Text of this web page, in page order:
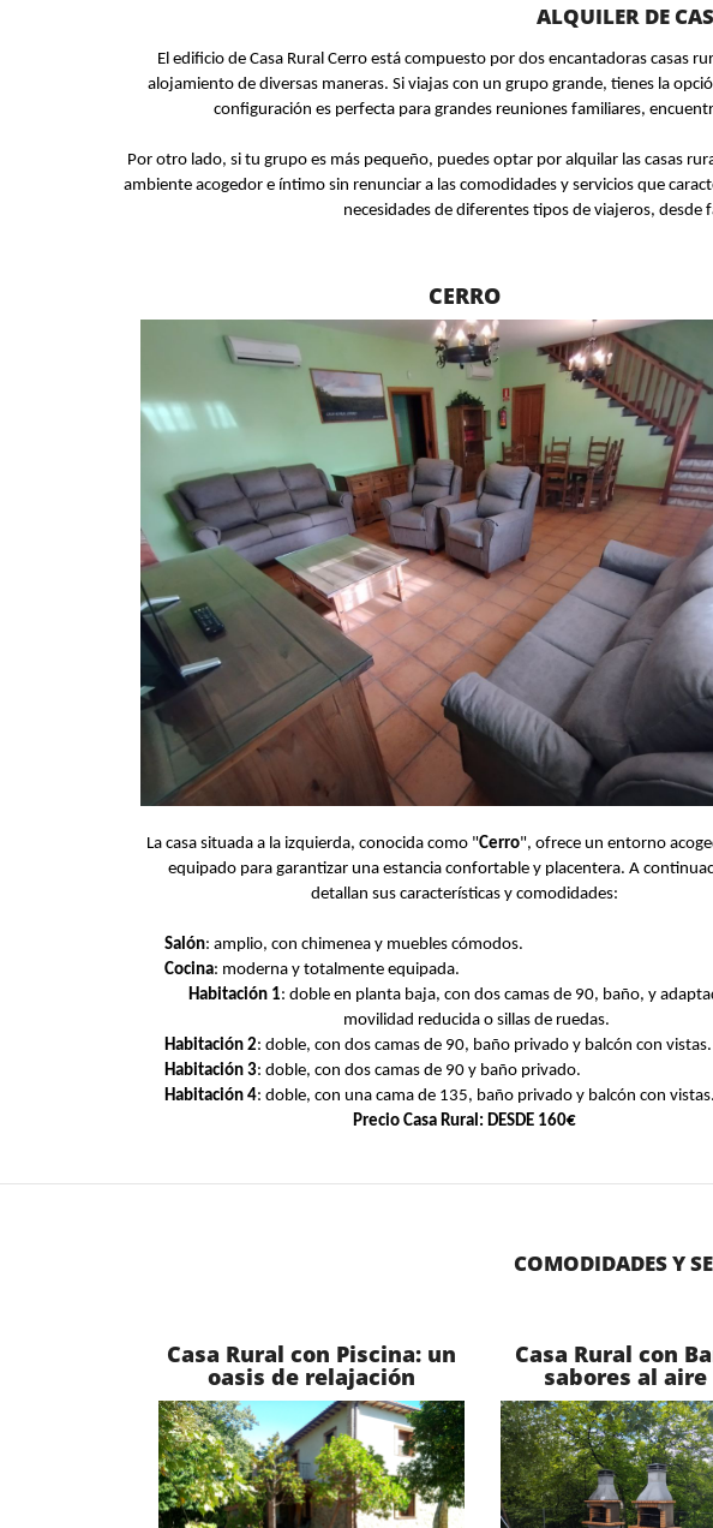
ALQUILER DE
El edificio de Casa Rural Cerro está compuesto por dos encantadoras casas
alojamiento de diversas maneras. Si viajas con un grupo grande, tienes la
configuración es perfecta para grandes reuniones familiares,
Por otro lado, si tu grupo es más pequeño, puedes optar por alquilar las casas
ambiente acogedor e íntimo sin renunciar a las comodidades y servicios que
necesidades de diferentes tipos de viajeros, desde
CERRO
La casa situada a la izquierda, conocida como "Cerro", ofrece un entorno
equipado para garantizar una estancia confortable y placentera. A
detallan sus características y comodidades:
Salón: amplio, con chimenea y muebles cómodos.
Cocina: moderna y totalmente equipada.
Habitación 1: doble en planta baja, con dos camas de 90, baño, y
movilidad reducida o sillas de ruedas.
Habitación 2: doble, con dos camas de 90, baño privado y balcón con vistas.
Habitación 3: doble, con dos camas de 90 y baño privado.
Habitación 4: doble, con una cama de 135, baño privado y balcón con vistas.
Precio Casa Rural: DESDE 160€
COMODIDADES Y
Casa Rural con Piscina: un
oasis de relajación
Casa Rural con
sabores al